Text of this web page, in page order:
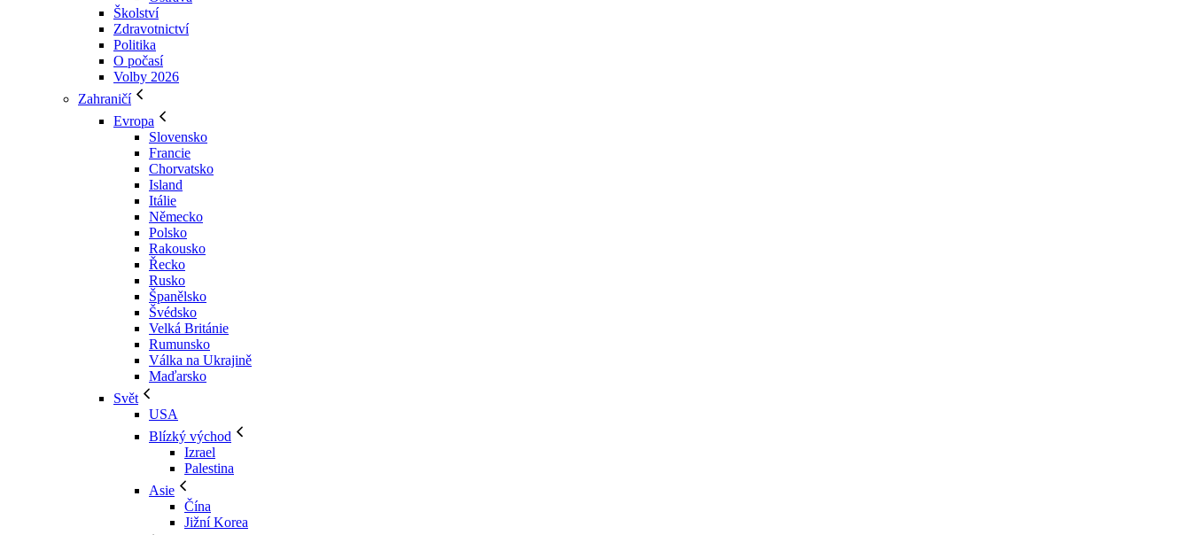
Školství
Zdravotnictví
Politika
O počasí
Volby 2026
Zahraničí
Evropa
Slovensko
Francie
Chorvatsko
Island
Itálie
Německo
Polsko
Rakousko
Řecko
Rusko
Španělsko
Švédsko
Velká Británie
Rumunsko
Válka na Ukrajině
Maďarsko
Svět
USA
Blízký východ
Izrael
Palestina
Asie
Čína
Jižní Korea